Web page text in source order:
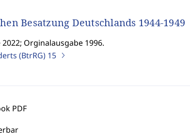
Besatzung Deutschlands 1944-1949
Orginalausgabe 1996.
(BtrRG) 15
PDF